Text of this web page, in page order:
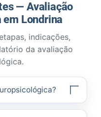
— Avaliação
Londrina
indicações,
da avaliação